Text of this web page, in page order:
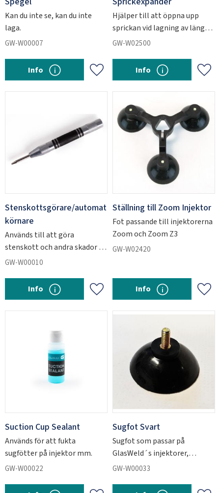
Kan du inte se, kan du inte
laga.
GW-W00007
Lägg till i favoriter
Info
Hjälper till att öppna upp
sprickan vid lagning av längre
sprickor.
GW-W02500
Info
Stenskottsgörare/automat
körnare
Används till att göra
stenskott och andra skador på
glaset för att kunna öva på
GW-W00010
Lägg till i favoriter
Info
Ställning till Zoom Injektor
Fot passande till injektorerna
Zoom och Zoom Z3
GW-W02420
Info
Suction Cup Sealant
Används för att fukta
sugfötter på injektor mm.
GW-W00022
Sugfot Svart
Sugfot som passar på
GlasWeld´s injektorer,
härdlampor, skvättskydd till
GW-W00033